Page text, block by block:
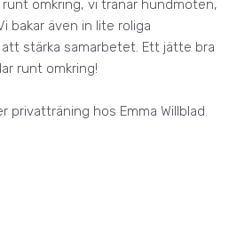
omkring, vi tränar hundmöten,
bakar även in lite roliga
stärka samarbetet. Ett jätte bra
runt omkring!
hos Emma Willblad.